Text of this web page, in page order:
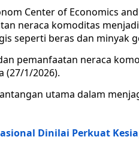
Center of Economics
neraca komoditas
seperti beras dan minyak
pemanfaatan neraca
(27/1/2026).
utama dalam
Dinilai Perkuat